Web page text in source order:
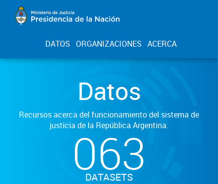
DATOS ORGANIZACIONES ACERCA
Datos
Recursos acerca del funcionamiento del sistema de
justicia de la República Argentina.
063
DATASETS